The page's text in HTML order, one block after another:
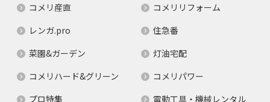
コメリ産直
コメリリフォーム
レンガ.pro
住急番
菜園&ガーデン
灯油宅配
コメリハード&グリーン
コメリパワー
プロ特集
電動工具・機械レンタル